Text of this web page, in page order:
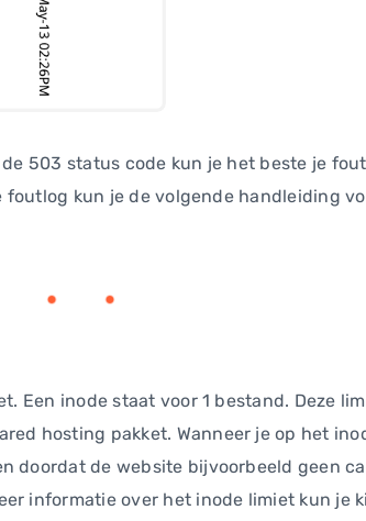
503 status code kun je het beste je
foutlog kun je de volgende handleiding
Een inode staat voor 1 bestand. Deze
hosting pakket. Wanneer je op het
doordat de website bijvoorbeeld geen
informatie over het inode limiet kun je